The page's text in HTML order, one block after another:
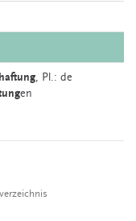
, Pl.: de
en